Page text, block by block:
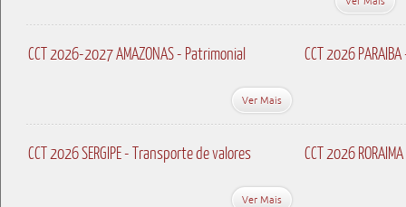
CCT 2026-2027 AMAZONAS - Patrimonial
Ver Mais
CCT 2026
CCT 2026 SERGIPE - Transporte de valores
Ver Mais
CCT 2026